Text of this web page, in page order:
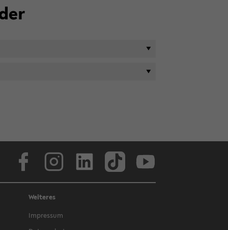
Face­book
Weiteres
Im­pres­sum